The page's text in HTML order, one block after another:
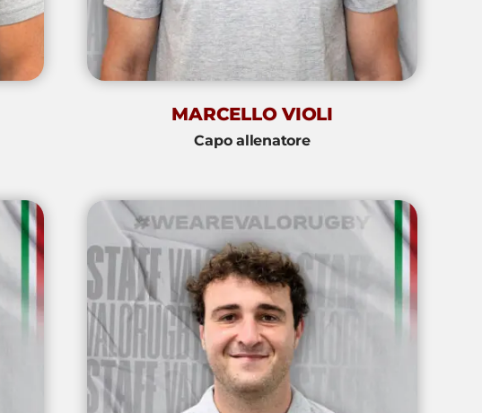
MARCELLO VIOLI
Capo allenatore